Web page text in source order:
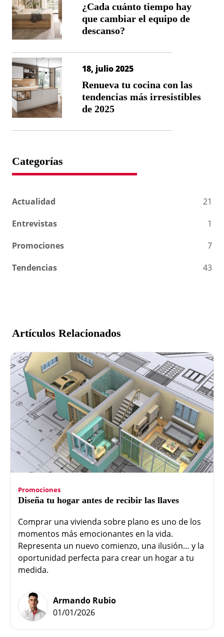
¿Cada cuánto tiempo hay
que cambiar el equipo de
descanso?
18, julio 2025
Renueva tu cocina con las
tendencias más irresistibles
de 2025
Categorías
Actualidad
21
Entrevistas
1
Promociones
7
Tendencias
43
Artículos Relacionados
Promociones
Diseña tu hogar antes de recibir las llaves
Comprar una vivienda sobre plano es uno de los
momentos más emocionantes en la vida.
Representa un nuevo comienzo, una ilusión… y la
oportunidad perfecta para crear un hogar a tu
medida.
Armando Rubio
01/01/2026